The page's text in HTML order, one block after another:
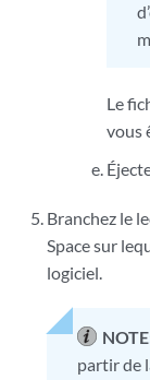
Le
vous
Branchez le
Space sur
logiciel.
partir de